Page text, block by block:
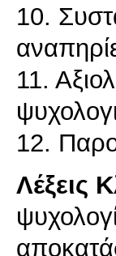
10.
11.
12.
Λέξεις